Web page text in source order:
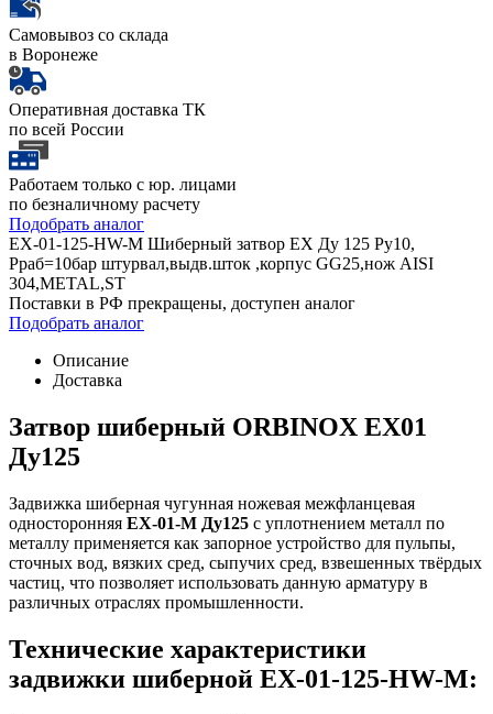
Самовывоз со склада
в Воронеже
Оперативная доставка ТК
по всей России
Работаем только с юр. лицами
по безналичному расчету
Подобрать аналог
EX-01-125-HW-M Шиберный затвор EX Ду 125 Ру10,
Рраб=10бар штурвал,выдв.шток ,корпус GG25,нож AISI
304,METAL,ST
Поставки в РФ прекращены, доступен аналог
Подобрать аналог
Описание
Доставка
Затвор шиберный ORBINOX EX01
Ду125
Задвижка шиберная чугунная ножевая межфланцевая
односторонняя EX-01-M Ду125 с уплотнением металл по
металлу применяется как запорное устройство для пульпы,
сточных вод, вязких сред, сыпучих сред, взвешенных твёрдых
частиц, что позволяет использовать данную арматуру в
различных отраслях промышленности.
Технические характеристики
задвижки шиберной EX-01-125-HW-M: